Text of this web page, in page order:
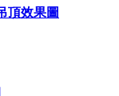
頂效果圖